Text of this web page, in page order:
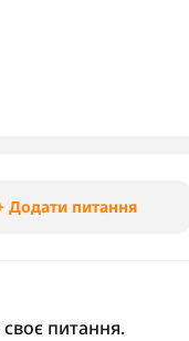
Додати питання
питання.